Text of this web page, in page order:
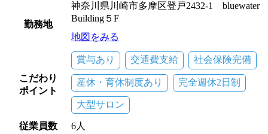
勤務地
神奈川県川崎市多摩区登戸2432-1 bluewater
Building５F
地図をみる
こだわり
ポイント
賞与あり 交通費支給 社会保険完備
産休・育休制度あり 完全週休2日制
大型サロン
従業員数 6人